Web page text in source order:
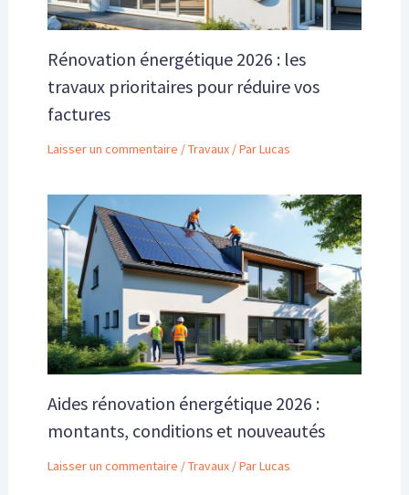
Rénovation énergétique 2026 : les
travaux prioritaires pour réduire vos
factures
Laisser un commentaire /Travaux/ ParLucas
Aides rénovation énergétique 2026 :
montants, conditions et nouveautés
Laisser un commentaire /Travaux/ ParLucas